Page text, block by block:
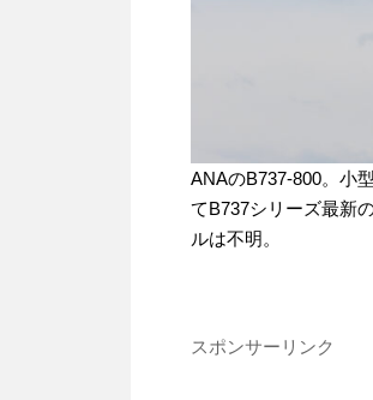
ANAのB737-800。小
てB737シリーズ最新
ルは不明。
スポンサーリンク